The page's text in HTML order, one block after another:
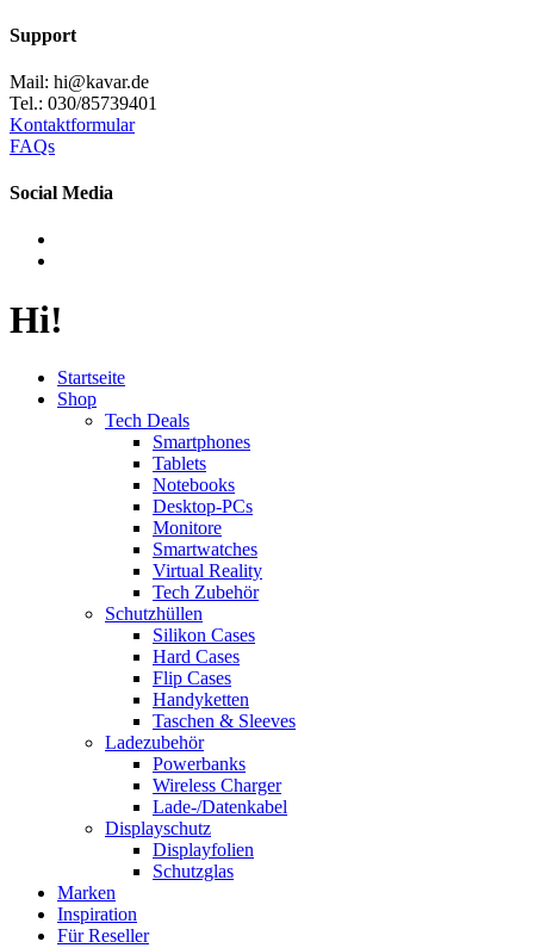
Support
Mail: hi@kavar.de
Tel.: 030/85739401
Kontaktformular
FAQs
Social Media
Hi!
Startseite
Shop
Tech Deals
Smartphones
Tablets
Notebooks
Desktop-PCs
Monitore
Smartwatches
Virtual Reality
Tech Zubehör
Schutzhüllen
Silikon Cases
Hard Cases
Flip Cases
Handyketten
Taschen & Sleeves
Ladezubehör
Powerbanks
Wireless Charger
Lade-/Datenkabel
Displayschutz
Displayfolien
Schutzglas
Marken
Inspiration
Für Reseller